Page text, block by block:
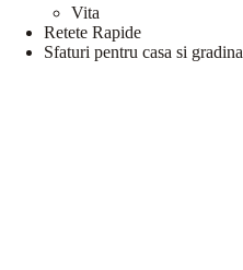
Vita
Retete Rapide
Sfaturi pentru casa si gradina